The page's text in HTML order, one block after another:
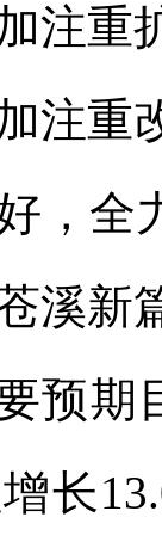
注重
注重
，全
溪新
预期
增长